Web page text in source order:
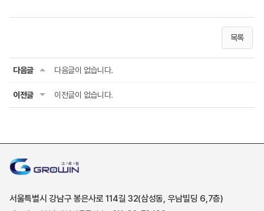
목록
다음글 다음글이 없습니다.
이전글 이전글이 없습니다.
서울특별시 강남구 봉은사로 114길 32(삼성동, 우남빌딩 6,7층)